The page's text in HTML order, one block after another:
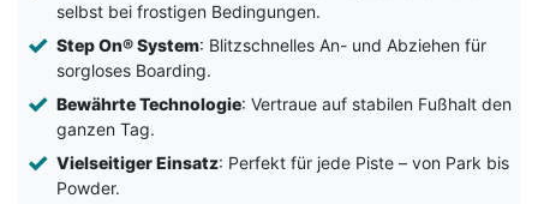
selbst bei frostigen Bedingungen.
Step On® System: Blitzschnelles An- und Abziehen für
sorgloses Boarding.
Bewährte Technologie: Vertraue auf stabilen Fußhalt den
ganzen Tag.
Vielseitiger Einsatz: Perfekt für jede Piste – von Park bis
Powder.